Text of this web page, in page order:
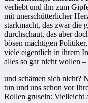
verliebt und ihn zum
mit unerschütterlicher
starkmacht, das zwar die
durchschaut, das aber
bösen mächtigen
viele eigentlich in ihrem
alles so gar nicht wollen –
und schämen sich nicht?
tun und uns schon vor
Rollen gruseln: Vielleicht